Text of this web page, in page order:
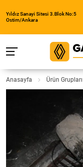
Yıldız Sanayi Sitesi 3.Blok No:5
Ostim/Ankara
Anasayfa Ürün Grupları